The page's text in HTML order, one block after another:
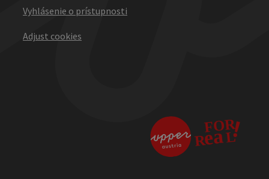
Vyhlásenie o prístupnosti
Adjust cookies